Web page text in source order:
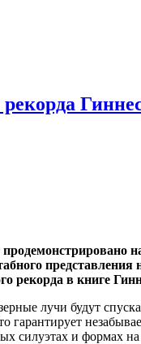
рекорда в книге
лучи будут
гарантирует
силуэтах и формах